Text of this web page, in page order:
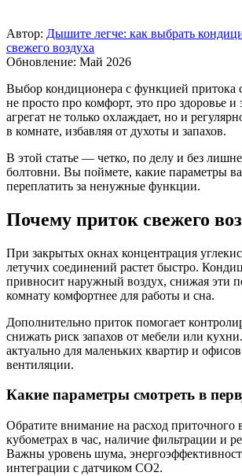
Автор: Дышите легче: как выбрать
свежего воздуха
Обновление: Май 2026
Выбор кондиционера с функцией притока
не просто про комфорт, это про здоровье
агрегат не только охлаждает, но и
в комнате, избавляя от духоты и запахов.
В этой статье — четко, по делу и без
болтовни. Вы поймете, какие параметры
переплатить за ненужные функции.
Почему приток свежего
При закрытых окнах концентрация
летучих соединений растет быстро.
привносит наружный воздух, снижая эти
комнату комфортнее для работы и сна.
Дополнительно приток помогает
снижать риск запахов от мебели или
актуально для маленьких квартир и
вентиляции.
Какие параметры смотреть в
Обратите внимание на расход приточного
кубометрах в час, наличие фильтрации и
Важны уровень шума,
интеграции с датчиком CO2.